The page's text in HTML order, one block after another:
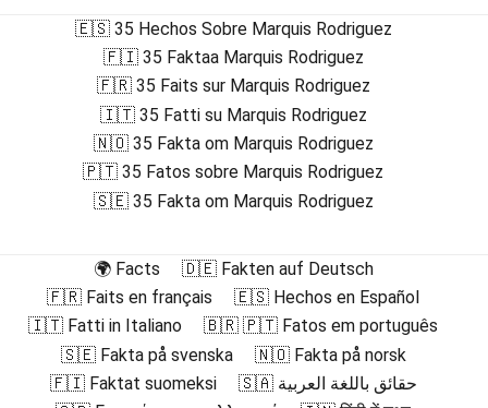
🇪🇸 35 Hechos Sobre Marquis Rodriguez
🇫🇮 35 Faktaa Marquis Rodriguez
🇫🇷 35 Faits sur Marquis Rodriguez
🇮🇹 35 Fatti su Marquis Rodriguez
🇳🇴 35 Fakta om Marquis Rodriguez
🇵🇹 35 Fatos sobre Marquis Rodriguez
🇸🇪 35 Fakta om Marquis Rodriguez
🌍 Facts
🇩🇪 Fakten auf Deutsch
🇫🇷 Faits en français
🇪🇸 Hechos en Español
🇮🇹 Fatti in Italiano
🇧🇷 🇵🇹 Fatos em português
🇸🇪 Fakta på svenska
🇳🇴 Fakta på norsk
🇫🇮 Faktat suomeksi
🇸🇦 حقائق باللغة العربية